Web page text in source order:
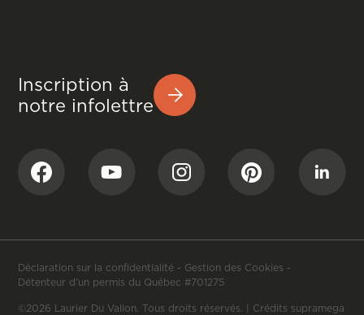
Inscription à
notre infolettre
Déclaration sur la confidentialité - Gestion des Cookies -
Détenteur d'un permis du Québec #701275
©2026 Laurier Du Vallon. Tous droits réservés. | Crédits supramega